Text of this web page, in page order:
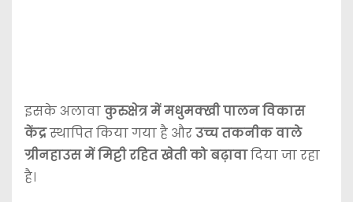
इसके अलावाकुरुक्षेत्र में मधुमक्खी पालन विकास
केंद्रस्थापित किया गया है औरउच्च तकनीक वाले
ग्रीनहाउस में मिट्टी रहित खेती को बढ़ावादिया जा रहा
है।